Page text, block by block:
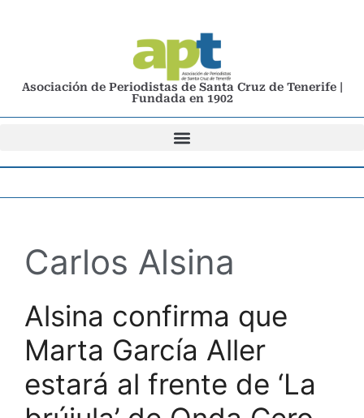
Asociación de Periodistas de Santa Cruz de Tenerife |
Fundada en 1902
Carlos Alsina
Alsina confirma que
Marta García Aller
estará al frente de ‘La